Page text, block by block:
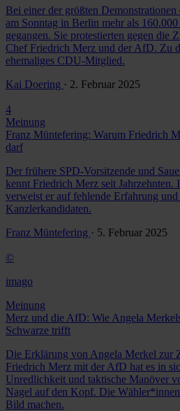
Bei einer der größten Demonstrationen
am Sonntag in Berlin mehr als
gegangen. Sie protestierten gegen die
Chef Friedrich Merz und der AfD. Zu
ehemaliges CDU-Mitglied.
Kai Doering · 2. Februar 2025
4
Meinung
Franz Müntefering: Warum Friedrich
darf
Der frühere SPD-Vorsitzende und
kennt Friedrich Merz seit Jahrzehnten.
verweist er auf fehlende Erfahrung
Kanzlerkandidaten.
Franz Müntefering · 5. Februar 2025
©
imago
Meinung
Merz und die AfD: Wie Angela
Schwarze trifft
Die Erklärung von Angela Merkel zur
Friedrich Merz mit der AfD hat es in
Unredlichkeit und taktische Manöver
Nagel auf den Kopf. Die
Bild machen.